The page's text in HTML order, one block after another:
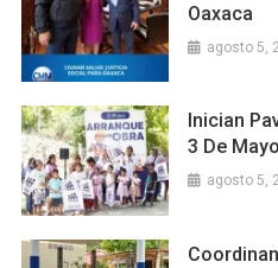
Oaxaca
agosto 5,
Inician
3 De
agosto 5,